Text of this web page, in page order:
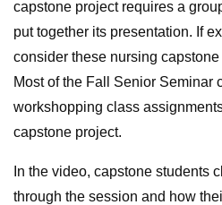
capstone project requires a
put together its presentation. If
consider these nursing
Most of the Fall Senior Seminar
workshopping class
capstone project.
In the video, capstone students
through the session and how